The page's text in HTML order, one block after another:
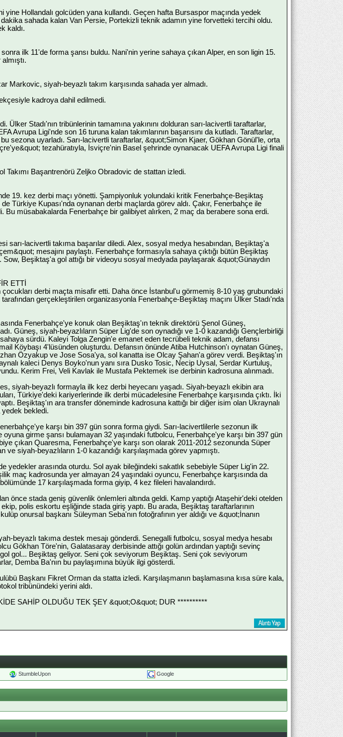
Hollandalı golcüden yana kullandı. Geçen hafta Bursaspor maçında yedek
sahada kalan Van Persie, Portekizli teknik adamın yine forvetteki tercihi oldu.
kaldı.
ilk 11'de forma şansı buldu. Nani'nin yerine sahaya çıkan Alper, en son ligin 15.
Markovic, siyah-beyazlı takım karşısında sahada yer almadı.
kadroya dahil edilmedi.
Stadı'nın tribünlerinin tamamına yakınını dolduran sarı-lacivertli taraftarlar,
Avrupa Ligi'nde son 16 turuna kalan takımlarının başarısını da kutladı. Taraftarlar,
sezona uyarladı. Sarı-lacivertli taraftarlar, &quot;Simon Kjaer, Gökhan Gönül'le, orta
tezahüratıyla, İsviçre'nin Basel şehrinde oynanacak UEFA Avrupa Ligi finali
Başantrenörü Zeljko Obradovic de stattan izledi.
19. kez derbi maçı yönetti. Şampiyonluk yolundaki kritik Fenerbahçe-Beşiktaş
Türkiye Kupası'nda oynanan derbi maçlarda görev aldı. Çakır, Fenerbahçe ile
Bu müsabakalarda Fenerbahçe bir galibiyet alırken, 2 maç da berabere sona erdi.
sarı-lacivertli takıma başarılar diledi. Alex, sosyal medya hesabından, Beşiktaş'a
mesajını paylaştı. Fenerbahçe formasıyla sahaya çıktığı bütün Beşiktaş
Beşiktaş'a gol attığı bir videoyu sosyal medyada paylaşarak &quot;Günaydın
ETTİ
çocukları derbi maçta misafir etti. Daha önce İstanbul'u görmemiş 8-10 yaş grubundaki
gerçekleştirilen organizasyonla Fenerbahçe-Beşiktaş maçını Ülker Stadı'nda
Fenerbahçe'ye konuk olan Beşiktaş'ın teknik direktörü Şenol Güneş,
Güneş, siyah-beyazlıların Süper Lig'de son oynadığı ve 1-0 kazandığı Gençlerbirliği
sürdü. Kaleyi Tolga Zengin'e emanet eden tecrübeli teknik adam, defansı
Köybaşı 4'lüsünden oluşturdu. Defansın önünde Atiba Hutchinson'ı oynatan Güneş,
Özyakup ve Jose Sosa'ya, sol kanatta ise Olcay Şahan'a görev verdi. Beşiktaş'ın
kaleci Denys Boyko'nun yanı sıra Dusko Tosic, Necip Uysal, Serdar Kurtuluş,
Kerim Frei, Veli Kavlak ile Mustafa Pektemek ise derbinin kadrosuna alınmadı.
siyah-beyazlı formayla ilk kez derbi heyecanı yaşadı. Siyah-beyazlı ekibin ara
Türkiye'deki kariyerlerinde ilk derbi mücadelesine Fenerbahçe karşısında çıktı. İki
Beşiktaş'ın ara transfer döneminde kadrosuna kattığı bir diğer isim olan Ukraynalı
bekledi.
karşı bin 397 gün sonra forma giydi. Sarı-lacivertlilerle sezonun ilk
girme şansı bulamayan 32 yaşındaki futbolcu, Fenerbahçe'ye karşı bin 397 gün
çıkan Quaresma, Fenerbahçe'ye karşı son olarak 2011-2012 sezonunda Süper
siyah-beyazlıların 1-0 kazandığı karşılaşmada görev yapmıştı.
yedekler arasında oturdu. Sol ayak bileğindeki sakatlık sebebiyle Süper Lig'in 22.
maç kadrosunda yer almayan 24 yaşındaki oyuncu, Fenerbahçe karşısında da
17 karşılaşmada forma giyip, 4 kez fileleri havalandırdı.
önce stada geniş güvenlik önlemleri altında geldi. Kamp yaptığı Ataşehir'deki otelden
polis eskortu eşliğinde stada giriş yaptı. Bu arada, Beşiktaş taraftarlarının
onursal başkanı Süleyman Seba'nın fotoğrafının yer aldığı ve &quot;İnanın
beyazlı takıma destek mesajı gönderdi. Senegalli futbolcu, sosyal medya hesabı
Gökhan Töre'nin, Galatasaray derbisinde attığı golün ardından yaptığı sevinç
gol... Beşiktaş geliyor. Seni çok seviyorum Beşiktaş. Seni çok seviyorum
Demba Ba'nın bu paylaşımına büyük ilgi gösterdi.
Başkanı Fikret Orman da statta izledi. Karşılaşmanın başlamasına kısa süre kala,
tribünündeki yerini aldı.
SAHİP OLDUĞU TEK ŞEY &quot;O&quot; DUR **********
StumbleUpon Google